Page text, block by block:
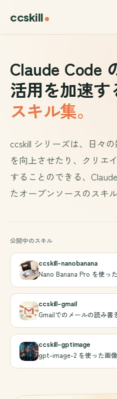
ccskill
Claude Code
活用を加速す
スキル集。
ccskill シリーズは、日々
を向上させたり、クリエ
することのできる、
たオープンソースのスキル
公開中のスキル
ccskill-nanobanana
Nano Banana Pro を使っ
ccskill-gmail
Gmailでのメールの読み書
ccskill-gptimage
gpt-image-2 を使った画